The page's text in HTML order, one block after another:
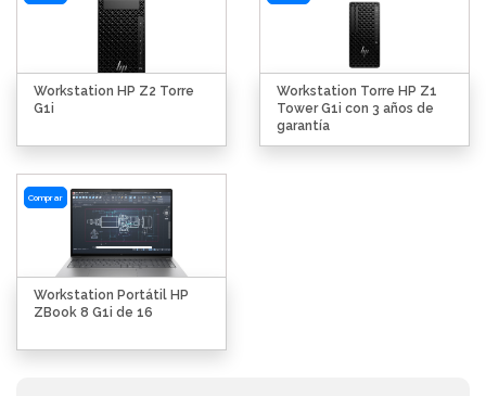
Workstation HP Z2 Torre
G1i
Workstation Torre HP Z1
Tower G1i con 3 años de
garantía
Comprar
Workstation Portátil HP
ZBook 8 G1i de 16